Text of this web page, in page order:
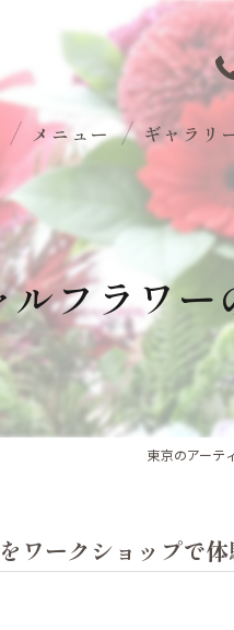
メニュー ギャラリ
フラワ
東京のアーテ
ワークショップで体